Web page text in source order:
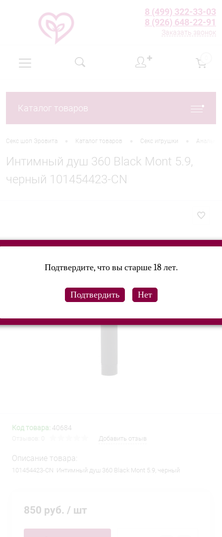
8 (499) 322-33-03
8 (926) 648-22-91
Заказать звонок
✚
Каталог товаров
Секс шоп Эровита Каталог товаров Секс игрушки
Интимный душ 360 Black Mont 5.9,
черный 101454423-CN
Код товара: 40684
Добавить отзыв
Описание товара:
101454423-CN Интимный душ 360 Black Mont 5.9, черный
850 руб. / шт
Подтвердите, что вы старше 18 лет.